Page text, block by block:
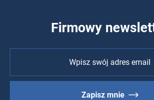
Firmowy
Zapisz mnie